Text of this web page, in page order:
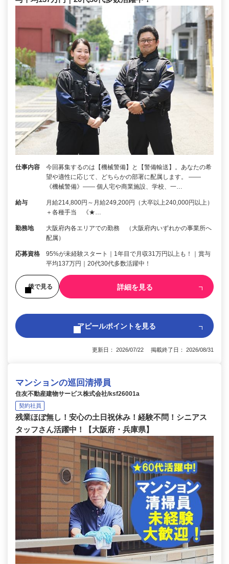
仕事内容
今回募集するのは【機械警備】と【警備輸送】。あなたの希
望や適性に応じて、どちらかの部署に配属します。 ――
《機械警備》―― 個人宅や商業施設、学校、一…
給与
月給214,800円～月給249,200円（大卒以上240,000円以上）
＋各種手当 《★…
勤務地
大阪府内各エリアでの勤務 （大阪府内いずれかの事業所へ
配属）
応募資格
95%が未経験スタート｜1年目で月収31万円以上も！｜賞与
平均137万円｜20代30代多数活躍中！
後で見る 詳細を見る
アピールポイントを見る
更新日： 2026/07/22 掲載終了日： 2026/08/31
マンションの巡回清掃員
住友不動産建物サービス株式会社/ksf26001a
契約社員
残業ほぼ無し！安心の土日祝休み！経験不問！シニアス
タッフさん活躍中！【大阪府・兵庫県】